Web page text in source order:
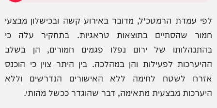
לפי עמדת הרמטכ״ל, מדובר באירוע קשה ובכישלון מבצעי
חמור שהסתיים בתוצאות טראגיות. בתחקיר עלה כי
בהתנהלותו של ירום נפלו פגמים חמורים, הן בשלב
ההיערכות לפעילות והן במהלכה. בין היתר צוין כי הוכנס
אזרח לשטח לחימה ללא האישורים הנדרשים וללא
היערכות מבצעית מתאימה, דבר שהוגדר ככשל מהותי.